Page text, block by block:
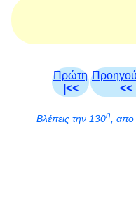
Πρώτη
|<<
<<
Βλέπεις την 130η ,